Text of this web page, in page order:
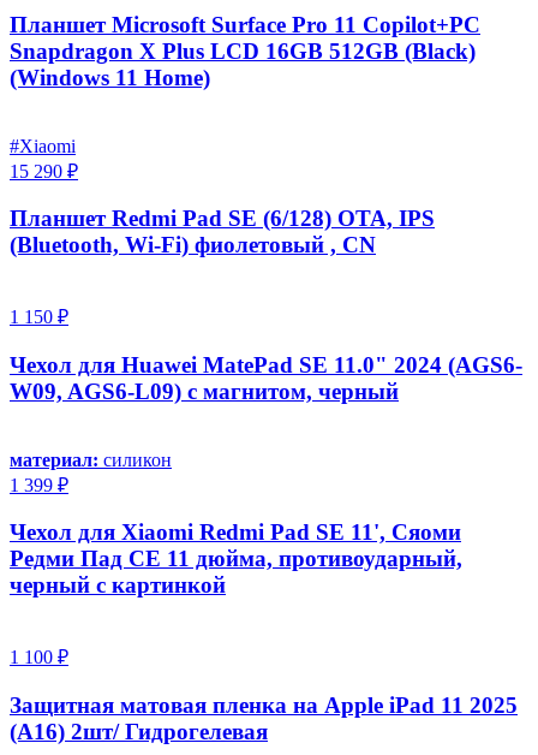
Планшет Microsoft Surface Pro 11 Copilot+PC
Snapdragon X Plus LCD 16GB 512GB (Black)
(Windows 11 Home)
#Xiaomi
15 290 ₽
Планшет Redmi Pad SE (6/128) OTA, IPS
(Bluetooth, Wi-Fi) фиолетовый , CN
1 150 ₽
Чехол для Huawei MatePad SE 11.0" 2024 (AGS6-
W09, AGS6-L09) с магнитом, черный
материал: силикон
1 399 ₽
Чехол для Xiaomi Redmi Pad SE 11', Сяоми
Редми Пад СЕ 11 дюйма, противоударный,
черный с картинкой
1 100 ₽
Защитная матовая пленка на Apple iPad 11 2025
(A16) 2шт/ Гидрогелевая